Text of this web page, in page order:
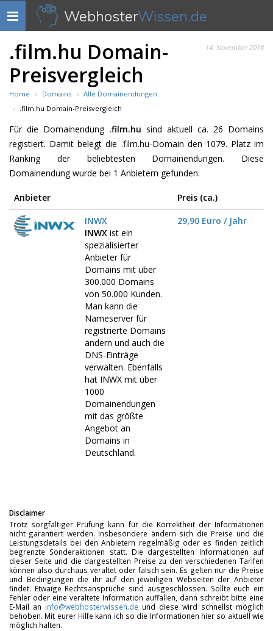
Navigation
anzeigen
WebhosterWissen.de
14. November 2018
.film.hu Domain-
Preisvergleich
Home Domains
Alle Domainendungen
.film.hu Domain-Preisvergleich
Für die Domainendung .film.hu sind aktuell ca. 26 Domains
registiert. Damit belegt die .film.hu-Domain den 1079. Platz im
Ranking der beliebtesten Domainendungen. Diese
Domainendung wurde bei 1 Anbietern gefunden.
Anbieter
Preis (ca.)
INWX
INWX ist ein
spezialisierter
Anbieter für
Domains mit über
300.000 Domains
von 50.000 Kunden.
Man kann die
Nameserver für
registrierte Domains
ändern und auch die
DNS-Einträge
verwalten. Ebenfalls
hat INWX mit über
1000
Domainendungen
mit das größte
Angebot an
Domains in
Deutschland.
29,90 Euro / Jahr
Disclaimer
Trotz sorgfältiger Prüfung kann für die Korrektheit der Informationen
nicht garantiert werden. Insbesondere ändern sich die Preise und die
Leistungsdetails bei den Anbietern regelmäßig oder es finden zeitlich
begrenzte Sonderaktionen statt. Die dargestellten Informationen auf
dieser Seite und die dargestellten Preise zu den verschiedenen Tarifen
können also durchaus veraltet oder falsch sein. Es gelten nur die Preise
und Bedingungen die ihr auf den jeweiligen Webseiten der Anbieter
findet. Etwaige Rechtsansprüche sind ausgeschlossen. Sollte euch ein
Fehler oder eine veraltete Information auffallen, dann schreibt bitte eine
E-Mail an info@webhosterwissen.de und diese wird schnellst möglich
behoben. Mit eurer Hilfe kann ich so die Informationen hier so aktuell wie
möglich halten.